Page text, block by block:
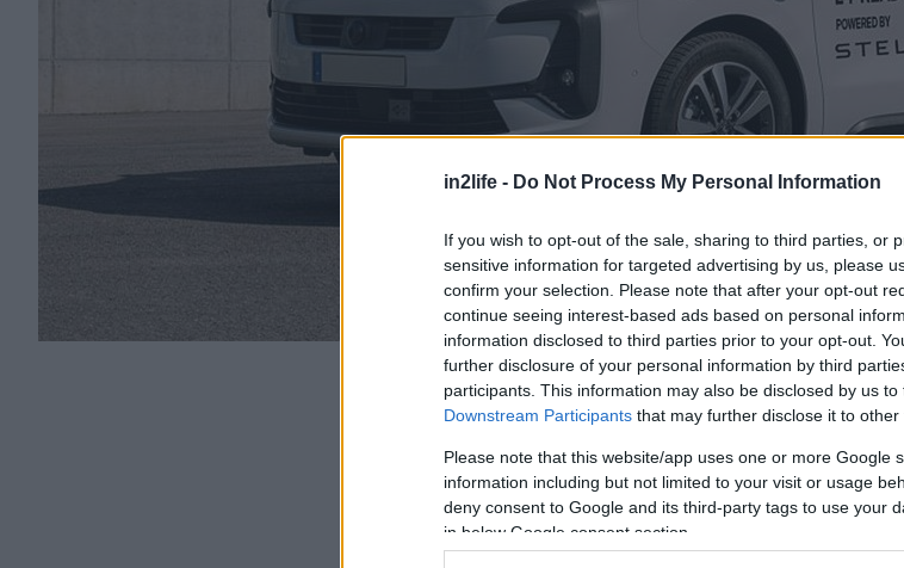
in2life - Do Not Process My Personal Information
If you wish to opt-out of the sale, sharing to third parties, or
sensitive information for targeted advertising by us, please
confirm your selection. Please note that after your opt-out
continue seeing interest-based ads based on personal
information disclosed to third parties prior to your opt-out.
further disclosure of your personal information by third
participants. This information may also be disclosed by us
Downstream Participants that may further disclose it to other
Please note that this website/app uses one or more Google
information including but not limited to your visit or usage
deny consent to Google and its third-party tags to use your
in below Google consent section.